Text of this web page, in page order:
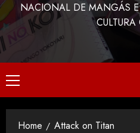
NACIONAL DE MANGÁS
CULTURA
Home Attack on Titan